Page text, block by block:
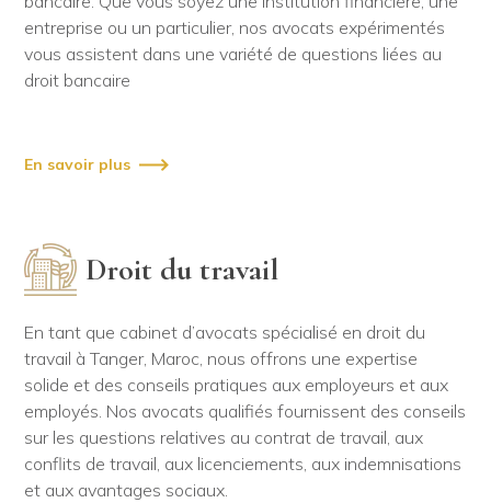
entreprise ou un particulier, nos avocats expérimentés
vous assistent dans une variété de questions liées au
droit bancaire
En savoir plus
Droit du travail
En tant que cabinet d’avocats spécialisé en droit du
travail à Tanger, Maroc, nous offrons une expertise
solide et des conseils pratiques aux employeurs et aux
employés. Nos avocats qualifiés fournissent des conseils
sur les questions relatives au contrat de travail, aux
conflits de travail, aux licenciements, aux indemnisations
et aux avantages sociaux.